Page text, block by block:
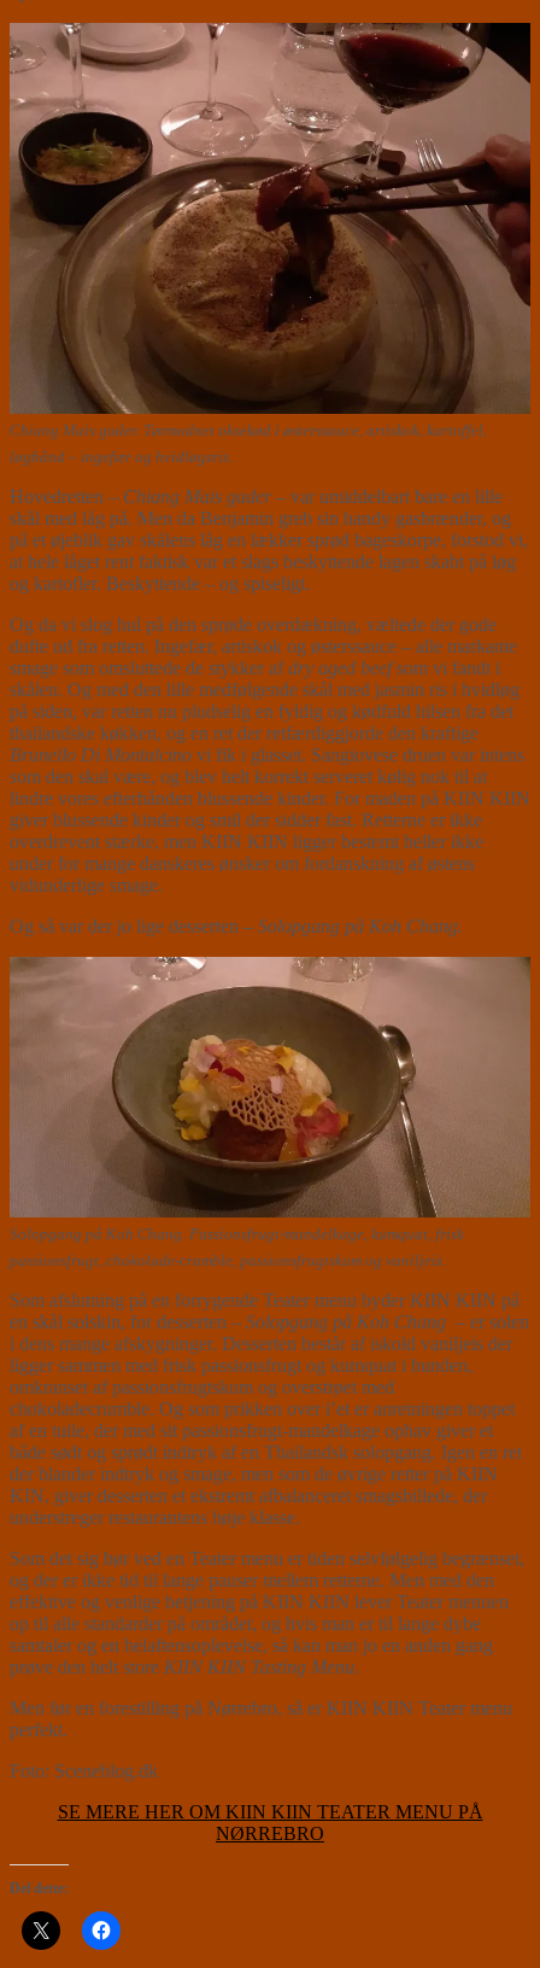
Chiang Mais gader. Tørmodnet oksekød i østerssauce, artiskok, kartoffel,
løgbånd – ingefær og hvidløgsris.
Hovedretten – Chiang Mais gader – var umiddelbart bare en lille
skål med låg på. Men da Benjamin greb sin handy gasbrænder, og
på et øjeblik gav skålens låg en lækker sprød bageskorpe, forstod vi,
at hele låget rent faktisk var et slags beskyttende lagen skabt på løg
og kartofler. Beskyttende – og spiseligt.
Og da vi slog hul på den sprøde overdækning, væltede der gode
dufte ud fra retten. Ingefær, artiskok og østerssauce – alle markante
smage som omsluttede de stykker afdry aged beefsom vi fandt i
skålen. Og med den lille medfølgende skål med jasmin ris i hvidløg
på siden, var retten nu pludselig en fyldig og kødfuld hilsen fra det
thailandske køkken, og en ret der retfærdiggjorde den kraftige
Brunello Di Montalcino vi fik i glasset. Sangiovese druen var intens
som den skal være, og blev helt korrekt serveret kølig nok til at
lindre vores efterhånden blussende kinder. For maden på KIIN KIIN
giver blussende kinder og smil der sidder fast. Retterne er ikke
overdrevent stærke, men KIIN KIIN ligger bestemt heller ikke
under for mange danskeres ønsker om fordanskning af østens
vidunderlige smage.
Og så var der jo lige desserten – Solopgang på Koh Chang.
Solopgang på Koh Chang. Passionsfrugt-mandelkage, kumquat, frisk
passionsfrugt, chokolade-crumble, passionsfrugtskum og vaniljeis.
Som afslutning på en forrygende Teater menu byder KIIN KIIN på
en skål solskin, for desserten – Solopgang på Koh Chang – er solen
i dens mange afskygninger. Desserten består af iskold vaniljeis der
ligger sammen med frisk passionsfrugt og kumquat i bunden,
omkranset af passionsfrugtskum og overstrøet med
chokoladecrumble. Og som prikken over i’et er anretningen toppet
af en tuile, der med sit passionsfrugt-mandelkage ophav giver et
både sødt og sprødt indtryk af en Thailandsk solopgang. Igen en ret
der blander indtryk og smage, men som de øvrige retter på KIIN
KIN, giver desserten et ekstremt afbalanceret smagsbillede, der
understreger restaurantens høje klasse.
Som det sig bør ved en Teater menu er tiden selvfølgelig begrænset,
og der er ikke tid til lange pauser mellem retterne. Men med den
effektive og venlige betjening på KIIN KIIN lever Teater menuen
op til alle standarder på området, og hvis man er til lange dybe
samtaler og en helaftensoplevelse, så kan man jo en anden gang
prøve den helt store KIIN KIIN Tasting Menu.
Men før en forestilling på Nørrebro, så er KIIN KIIN Teater menu
perfekt.
Foto: Sceneblog.dk
SE MERE HER OM KIIN KIIN TEATER MENU PÅ
NØRREBRO
Del dette: